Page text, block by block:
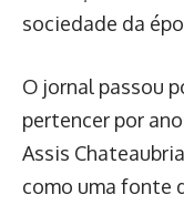
sociedade da
O jornal passou
pertencer por
Assis
como uma fonte